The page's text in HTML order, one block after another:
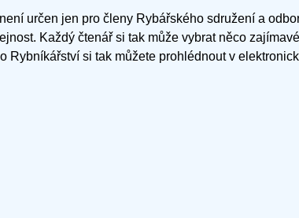
určen jen pro členy Rybářského sdružení a
Každý čtenář si tak může vybrat něco
Rybníkářství si tak můžete prohlédnout v